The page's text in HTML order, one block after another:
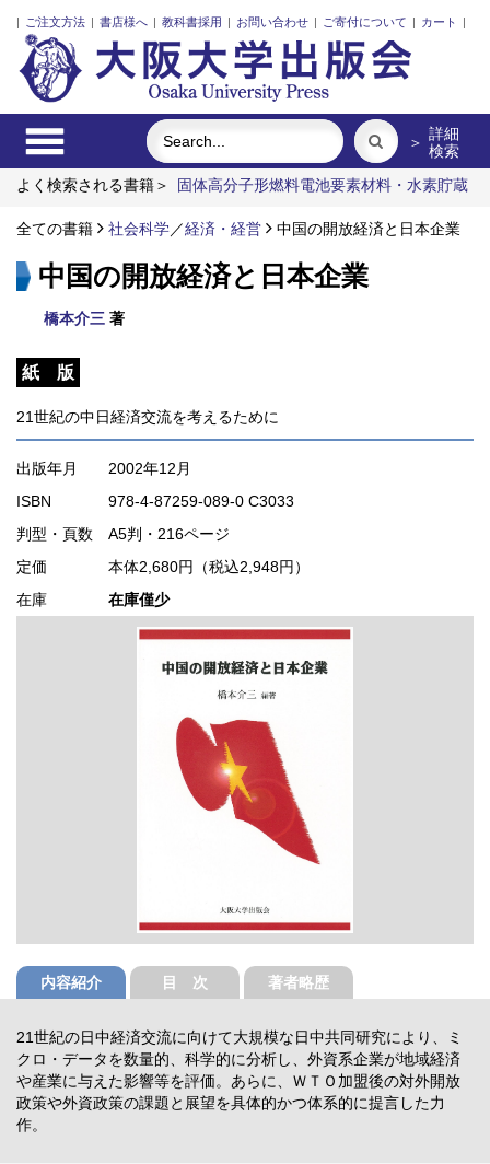
| ご注文方法 | 書店様へ | 教科書採用 | お問い合わせ | ご寄付について | カート |
＞ 詳細
検索
よく検索される書籍＞
固体高分子形燃料電池要素材料・水素貯蔵
諸系譜
ロシア 祈りの大地
明治・大正・昭和の細菌学者たち
全ての書籍 社会科学／経済・経営 中国の開放経済と日本企業
中国の開放経済と日本企業
橋本介三 著
紙 版
21世紀の中日経済交流を考えるために
出版年月
2002年12月
ISBN
978-4-87259-089-0 C3033
判型・頁数 A5判・216ページ
定価
本体2,680円（税込2,948円）
在庫
在庫僅少
内容紹介 目 次 著者略歴
21世紀の日中経済交流に向けて大規模な日中共同研究により、ミ
クロ・データを数量的、科学的に分析し、外資系企業が地域経済
や産業に与えた影響等を評価。あらに、ＷＴＯ加盟後の対外開放
政策や外資政策の課題と展望を具体的かつ体系的に提言した力
作。